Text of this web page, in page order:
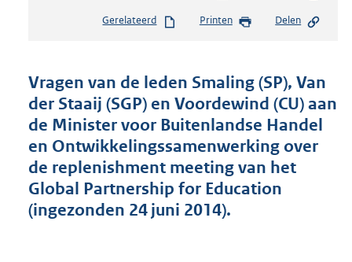
s
d
s
g
r
o
o
t
t
Gerelateerd Printen Delen
Vragen van de leden Smaling (SP), Van
der Staaij (SGP) en Voordewind (CU) aan
de Minister voor Buitenlandse Handel
en Ontwikkelingssamenwerking over
de replenishment meeting van het
Global Partnership for Education
(ingezonden 24 juni 2014).